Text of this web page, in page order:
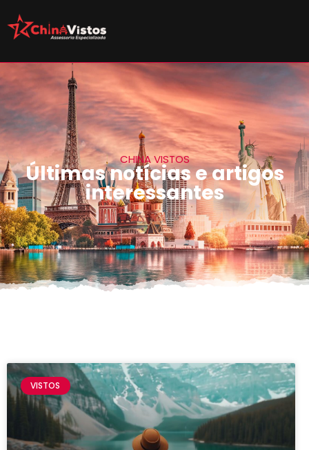
CHINA VISTOS
Últimas notícias e artigos
interessantes
VISTOS